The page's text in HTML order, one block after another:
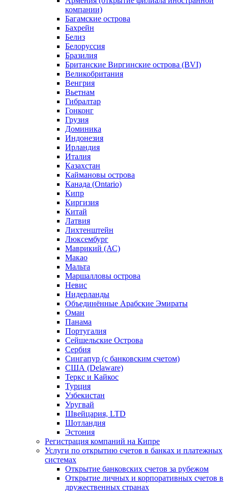
компании)
Багамские острова
Бахрейн
Белиз
Белоруссия
Бразилия
Британские Виргинские острова (BVI)
Великобритания
Венгрия
Вьетнам
Гибралтар
Гонконг
Грузия
Доминика
Индонезия
Ирландия
Италия
Казахстан
Каймановы острова
Канада (Ontario)
Кипр
Киргизия
Китай
Латвия
Лихтенштейн
Люксембург
Маврикий (АС)
Макао
Мальта
Маршалловы острова
Нeвис
Нидерланды
Объединённые Арабские Эмираты
Оман
Панама
Португалия
Сейшельские Острова
Сербия
Сингапур (c банковским счетом)
США (Delaware)
Теркс и Кайкос
Турция
Узбекистан
Уругвай
Швейцария, LTD
Шотландия
Эстония
Регистрация компаний на Кипре
Услуги по открытию счетов в банках и платежных
системах
Открытие банковских счетов за рубежом
Открытие личных и корпоративных счетов в
дружественных странах